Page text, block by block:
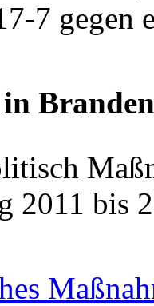
7 gegen
2011 bis